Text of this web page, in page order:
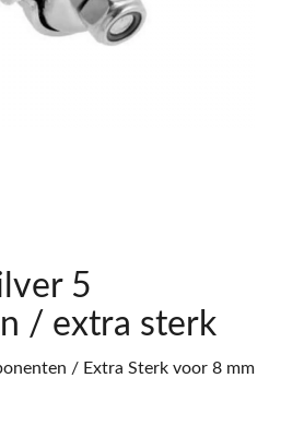
5
/ extra sterk
/ Extra Sterk voor 8 mm